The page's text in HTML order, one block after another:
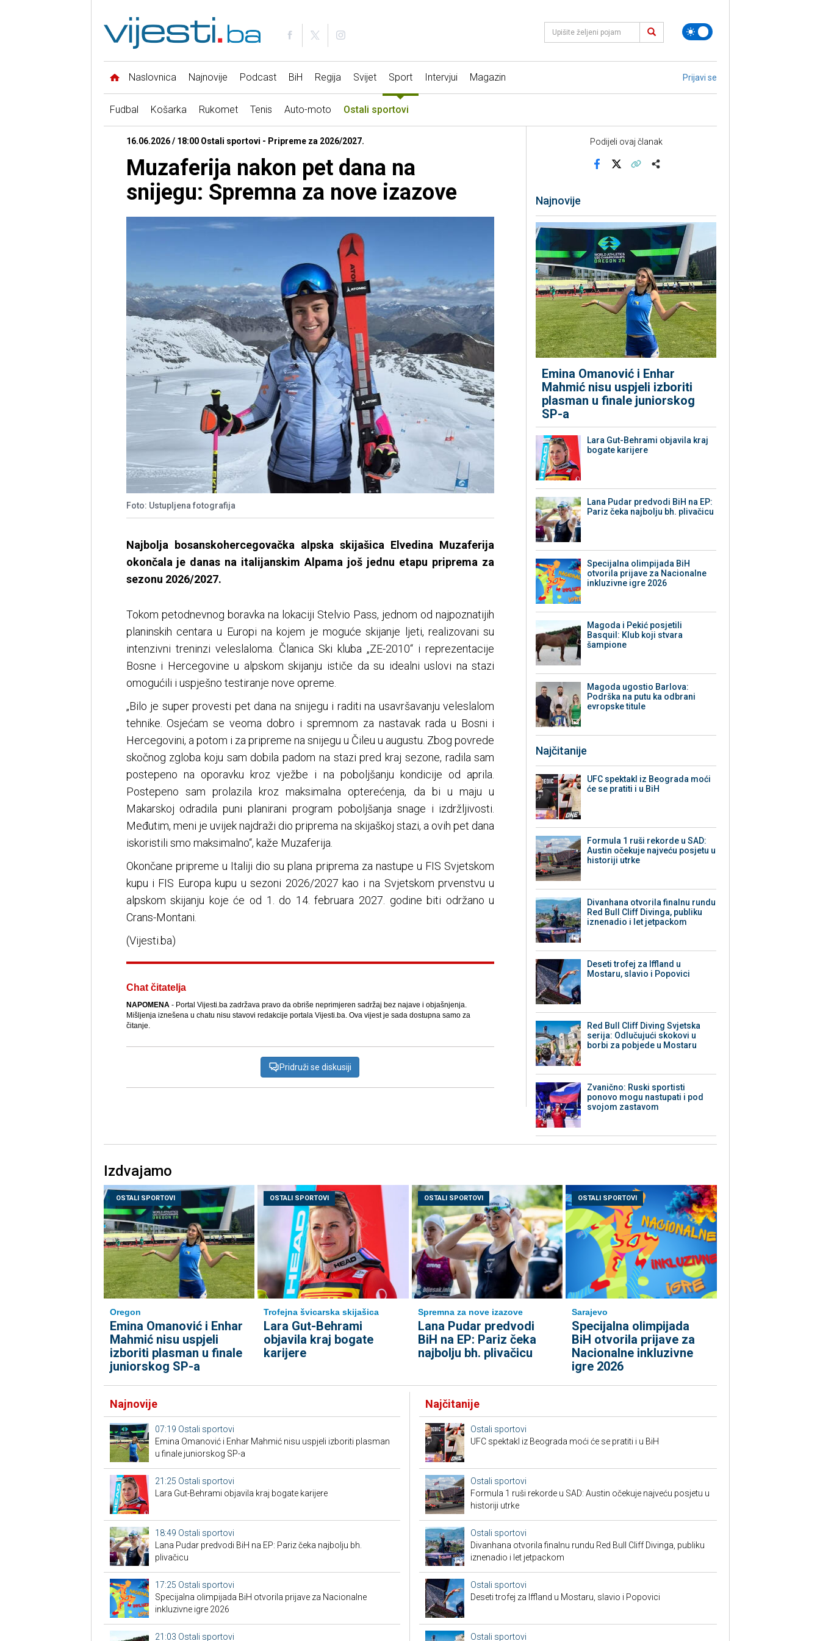
Naslovnica Najnovije Podcast BiH Regija Svijet Sport Intervjui Magazin Prijavi se
Fudbal Košarka Rukomet Tenis Auto-moto Ostali sportovi
16.06.2026 / 18:00 Ostali sportovi - Pripreme za 2026/2027.
Muzaferija nakon pet dana na
snijegu: Spremna za nove izazove
Foto: Ustupljena fotografija
Najbolja bosanskohercegovačka alpska skijašica Elvedina Muzaferija
okončala je danas na italijanskim Alpama još jednu etapu priprema za
sezonu 2026/2027.
Tokom petodnevnog boravka na lokaciji Stelvio Pass, jednom od najpoznatijih
planinskih centara u Europi na kojem je moguće skijanje ljeti, realizovani su
intenzivni treninzi veleslaloma. Članica Ski kluba „ZE-2010“ i reprezentacije
Bosne i Hercegovine u alpskom skijanju ističe da su idealni uslovi na stazi
omogućili i uspješno testiranje nove opreme.
„Bilo je super provesti pet dana na snijegu i raditi na usavršavanju veleslalom
tehnike. Osjećam se veoma dobro i spremnom za nastavak rada u Bosni i
Hercegovini, a potom i za pripreme na snijegu u Čileu u augustu. Zbog povrede
skočnog zgloba koju sam dobila padom na stazi pred kraj sezone, radila sam
postepeno na oporavku kroz vježbe i na poboljšanju kondicije od aprila.
Postepeno sam prolazila kroz maksimalna opterećenja, da bi u maju u
Makarskoj odradila puni planirani program poboljšanja snage i izdržljivosti.
Međutim, meni je uvijek najdraži dio priprema na skijaškoj stazi, a ovih pet dana
iskoristili smo maksimalno“, kaže Muzaferija.
Okončane pripreme u Italiji dio su plana priprema za nastupe u FIS Svjetskom
kupu i FIS Europa kupu u sezoni 2026/2027 kao i na Svjetskom prvenstvu u
alpskom skijanju koje će od 1. do 14. februara 2027. godine biti održano u
Crans-Montani.
(Vijesti.ba)
Chat čitatelja
NAPOMENA- Portal Vijesti.ba zadržava pravo da obriše neprimjeren sadržaj bez najave i objašnjenja.
Mišljenja iznešena u chatu nisu stavovi redakcije portala Vijesti.ba. Ova vijest je sada dostupna samo za
čitanje.
Pridruži se diskusiji
Podijeli ovaj članak
Najnovije
Emina Omanović i Enhar
Mahmić nisu uspjeli izboriti
plasman u finale juniorskog
SP-a
Lara Gut-Behrami objavila kraj
bogate karijere
Lana Pudar predvodi BiH na EP:
Pariz čeka najbolju bh. plivačicu
Specijalna olimpijada BiH
otvorila prijave za Nacionalne
inkluzivne igre 2026
Magoda i Pekić posjetili
Basquil: Klub koji stvara
šampione
Magoda ugostio Barlova:
Podrška na putu ka odbrani
evropske titule
Najčitanije
UFC spektakl iz Beograda moći
će se pratiti i u BiH
Formula 1 ruši rekorde u SAD:
Austin očekuje najveću posjetu u
historiji utrke
Divanhana otvorila finalnu rundu
Red Bull Cliff Divinga, publiku
iznenadio i let jetpackom
Deseti trofej za Iffland u
Mostaru, slavio i Popovici
Red Bull Cliff Diving Svjetska
serija: Odlučujući skokovi u
borbi za pobjede u Mostaru
Zvanično: Ruski sportisti
ponovo mogu nastupati i pod
svojom zastavom
Izdvajamo
OSTALI SPORTOVI
Oregon
Emina Omanović i Enhar
Mahmić nisu uspjeli
izboriti plasman u finale
juniorskog SP-a
OSTALI SPORTOVI
Trofejna švicarska skijašica
Lara Gut-Behrami
objavila kraj bogate
karijere
OSTALI SPORTOVI
Spremna za nove izazove
Lana Pudar predvodi
BiH na EP: Pariz čeka
najbolju bh. plivačicu
OSTALI SPORTOVI
Sarajevo
Specijalna olimpijada
BiH otvorila prijave za
Nacionalne inkluzivne
igre 2026
Najnovije
07:19 Ostali sportovi
Emina Omanović i Enhar Mahmić nisu uspjeli izboriti plasman
u finale juniorskog SP-a
21:25 Ostali sportovi
Lara Gut-Behrami objavila kraj bogate karijere
18:49 Ostali sportovi
Lana Pudar predvodi BiH na EP: Pariz čeka najbolju bh.
plivačicu
17:25 Ostali sportovi
Specijalna olimpijada BiH otvorila prijave za Nacionalne
inkluzivne igre 2026
21:03 Ostali sportovi
Najčitanije
Ostali sportovi
UFC spektakl iz Beograda moći će se pratiti i u BiH
Ostali sportovi
Formula 1 ruši rekorde u SAD: Austin očekuje najveću posjetu u
historiji utrke
Ostali sportovi
Divanhana otvorila finalnu rundu Red Bull Cliff Divinga, publiku
iznenadio i let jetpackom
Ostali sportovi
Deseti trofej za Iffland u Mostaru, slavio i Popovici
Ostali sportovi